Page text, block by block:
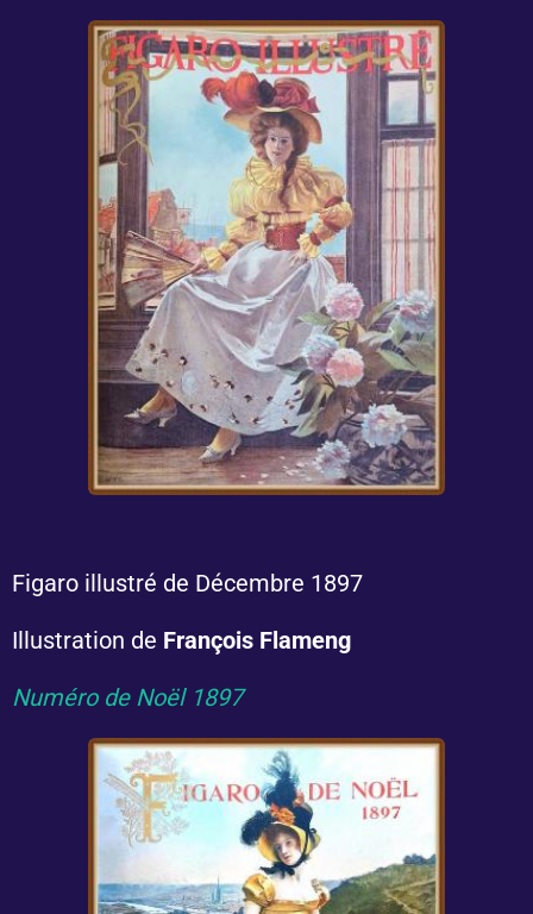
Figaro illustré de Décembre 1897
Illustration de François Flameng
Numéro de Noël 1897